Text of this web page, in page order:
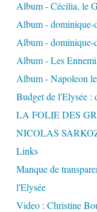
Album - Cécilia, le
Album - dominique-
Album -
Album - Les
Album - Napoleon
Budget de l'Elysée :
LA FOLIE DES
NICOLAS
Links
Manque de
l'Elysée
Video : Christine